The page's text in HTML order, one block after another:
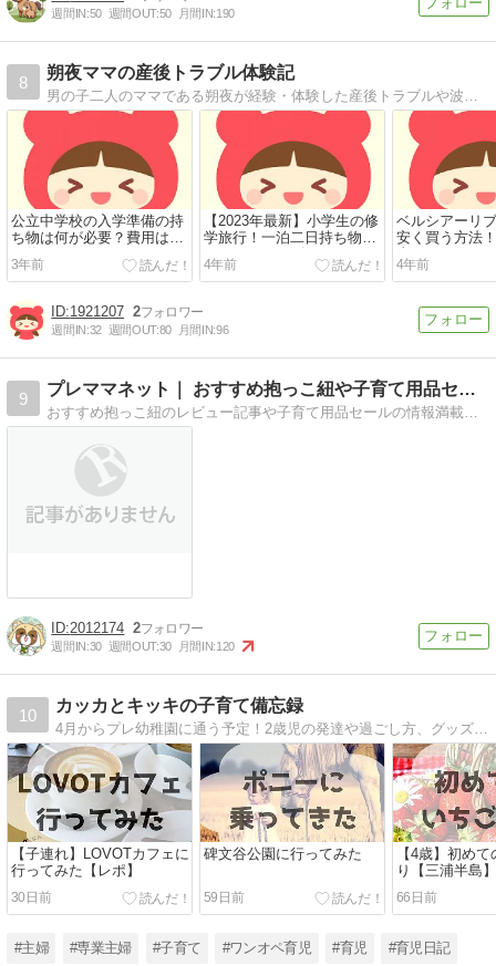
週間IN:50 週間OUT:50 月間IN:190
8
朔夜ママの産後トラブル体験記
公立中学校の入学準備の持
ち物は何が必要？費用はど
の位かかる？
3年前
【2023年最新】小学生の修
学旅行！一泊二日持ち物、
バッグのサイズは？
4年前
ベルシアーリ
安く買う方法
事はできる？
4年前
1921207 2
週間IN:32 週間OUT:80 月間IN:96
9
プレママネット｜ おすすめ抱っこ紐や子育て用品セール情報
2012174 2
週間IN:30 週間OUT:30 月間IN:120
10
カッカとキッキの子育て備忘録
4月からプレ幼稚園に通う予定！2歳児の発達や過ごし方、グッズやおもちゃレビューなど。右も左も分からなんなりにガンバッテイル。
【子連れ】LOVOTカフェに
行ってみた【レポ】
30日前
碑文谷公園に行ってみた
59日前
【4歳】初め
り【三浦半島】
66日前
#主婦 #専業主婦 #子育て #ワンオペ育児 #育児 #育児日記